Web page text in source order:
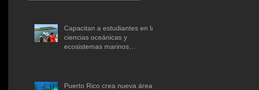
Capacitan a estudiantes en las
ciencias oceánicas y
ecosistemas marinos
Puerto Rico crea nueva área